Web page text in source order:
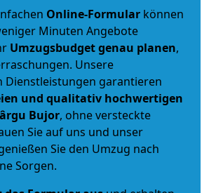
Online-Formular können
Minuten Angebote
Umzugsbudgetgenau planen,
Unsere
Dienstleistungen garantieren
und qualitativ hochwertigen
Bujor, ohne versteckte
Sie auf uns und unser
Sie den Umzug nach
Sorgen.